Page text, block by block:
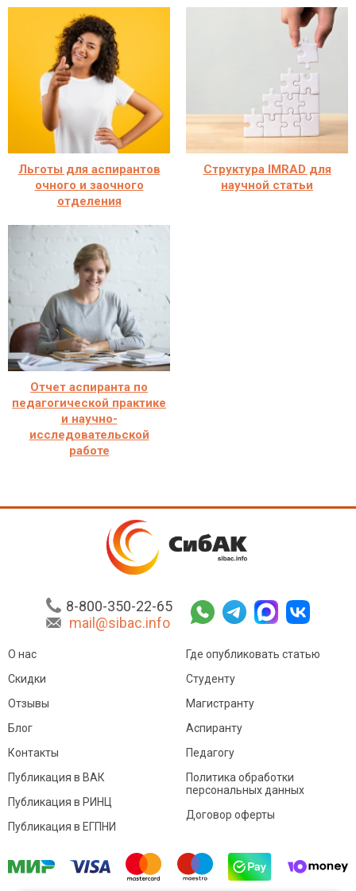
Льготы для аспирантов
очного и заочного
отделения
Структура IMRAD для
научной статьи
Отчет аспиранта по
педагогической практике
и научно-
исследовательской
работе
8-800-350-22-65
mail@sibac.info
О нас
Скидки
Отзывы
Блог
Контакты
Где опубликовать статью
Студенту
Магистранту
Аспиранту
Педагогу
Публикация в ВАК
Публикация в РИНЦ
Публикация в ЕГПНИ
Политика обработки
персональных данных
Договор оферты